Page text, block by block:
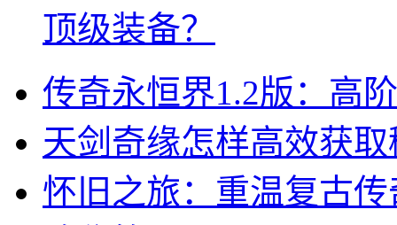
顶级装备？
传奇永恒界1.2版：高
天剑奇缘怎样高效获
怀旧之旅：重温复古